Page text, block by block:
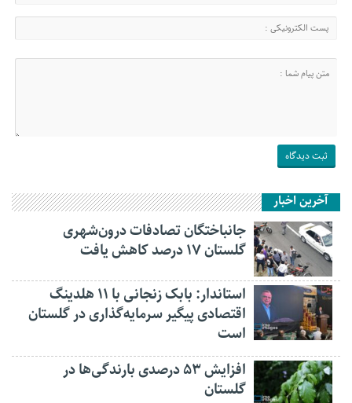
آخرین اخبار
جانباختگان تصادفات درون‌شهری
گلستان ۱۷ درصد کاهش یافت
استاندار: بابک زنجانی با ۱۱ هلدینگ
اقتصادی پیگیر سرمایه‌گذاری در گلستان
است
افزایش ۵۳ درصدی بارندگی‌ها در
گلستان